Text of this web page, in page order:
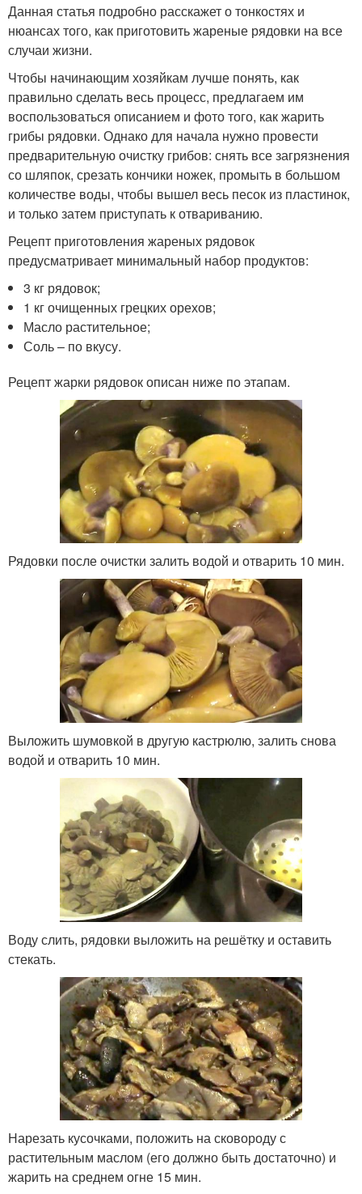
Данная статья подробно расскажет о тонкостях и
нюансах того, как приготовить жареные рядовки на все
случаи жизни.
Чтобы начинающим хозяйкам лучше понять, как
правильно сделать весь процесс, предлагаем им
воспользоваться описанием и фото того, как жарить
грибы рядовки. Однако для начала нужно провести
предварительную очистку грибов: снять все загрязнения
со шляпок, срезать кончики ножек, промыть в большом
количестве воды, чтобы вышел весь песок из пластинок,
и только затем приступать к отвариванию.
Рецепт приготовления жареных рядовок
предусматривает минимальный набор продуктов:
3 кг рядовок;
1 кг очищенных грецких орехов;
Масло растительное;
Соль – по вкусу.
Рецепт жарки рядовок описан ниже по этапам.
Рядовки после очистки залить водой и отварить 10 мин.
Выложить шумовкой в другую кастрюлю, залить снова
водой и отварить 10 мин.
Воду слить, рядовки выложить на решётку и оставить
стекать.
Нарезать кусочками, положить на сковороду с
растительным маслом (его должно быть достаточно) и
жарить на среднем огне 15 мин.